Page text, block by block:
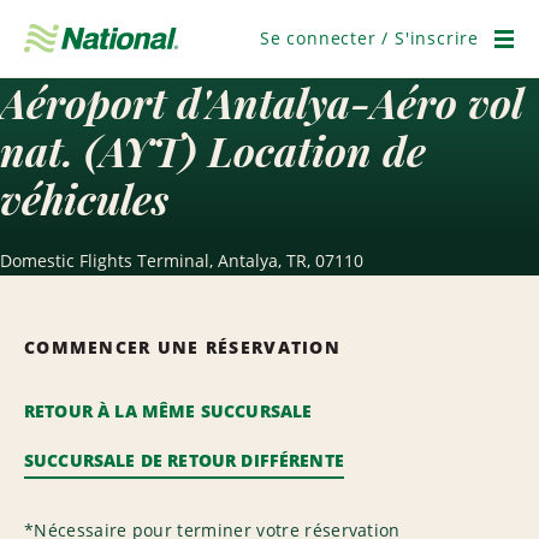
navigation
Se connecter / S'inscrire
Aéroport d'Antalya-Aéro vol
nat. (AYT) Location de
véhicules
Domestic Flights Terminal, Antalya, TR, 07110
COMMENCER UNE RÉSERVATION
RETOUR À LA MÊME SUCCURSALE
SUCCURSALE DE RETOUR DIFFÉRENTE
*Nécessaire pour terminer votre réservation